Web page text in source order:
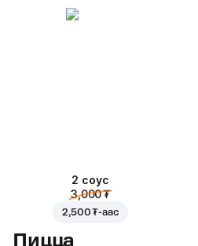
2 соус
3,000 ₮
2,500 ₮-аас
Пицца